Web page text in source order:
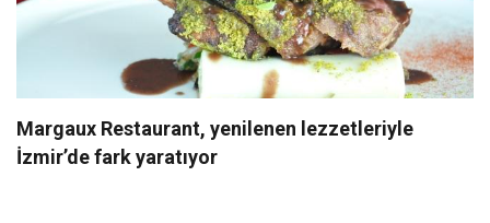
Margaux Restaurant, yenilenen lezzetleriyle
İzmir’de fark yaratıyor